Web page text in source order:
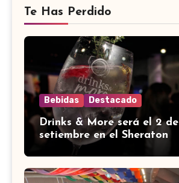
Te Has Perdido
Bebidas Destacado
Drinks & More será el 2 de
setiembre en el Sheraton